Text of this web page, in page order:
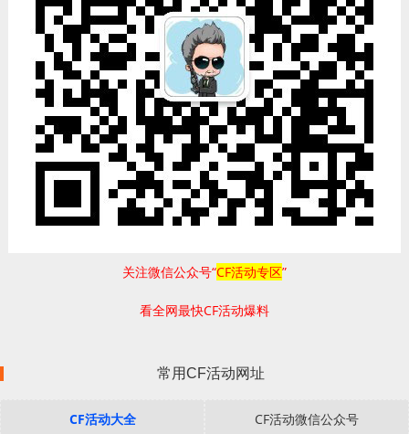
关注微信公众号“CF活动专区”
看全网最快CF活动爆料
常用CF活动网址
CF活动大全 CF活动微信公众号